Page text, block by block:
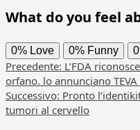
What do you feel
0% Love 0% Funny
Navigazione
articolo
Precedente: L’FDA
orfano. lo annunciano TEVA
Successivo: Pronto
tumori al cervello